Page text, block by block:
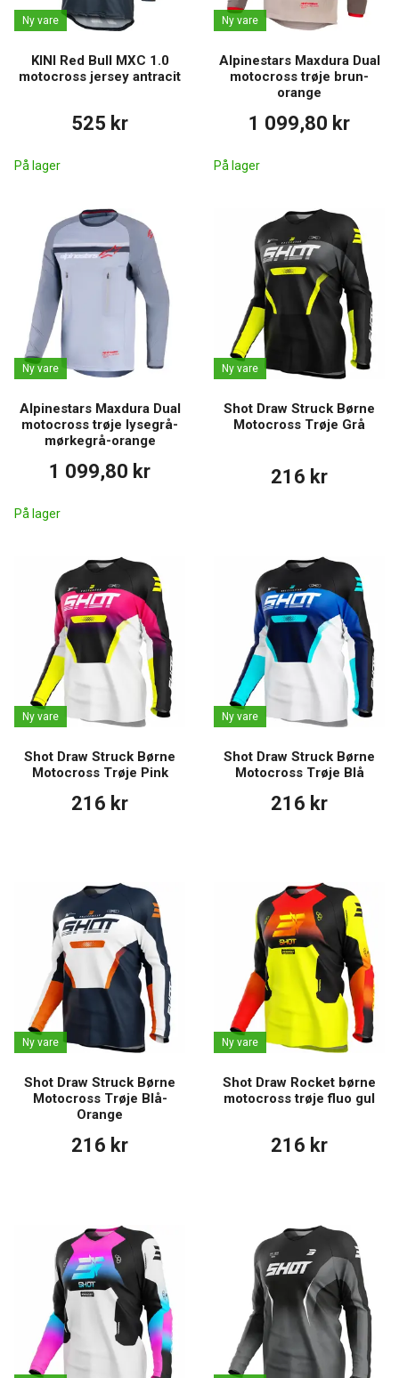
Ny vare
KINI Red Bull MXC 1.0
motocross jersey antracit
525 kr
På lager
Ny vare
Alpinestars Maxdura Dual
motocross trøje brun-
orange
1 099,80 kr
På lager
Ny vare
Alpinestars Maxdura Dual
motocross trøje lysegrå-
mørkegrå-orange
1 099,80 kr
På lager
Ny vare
Shot Draw Struck Børne
Motocross Trøje Grå
216 kr
Ny vare
Shot Draw Struck Børne
Motocross Trøje Pink
216 kr
Ny vare
Shot Draw Struck Børne
Motocross Trøje Blå
216 kr
Ny vare
Shot Draw Struck Børne
Motocross Trøje Blå-
Orange
216 kr
Ny vare
Shot Draw Rocket børne
motocross trøje fluo gul
216 kr